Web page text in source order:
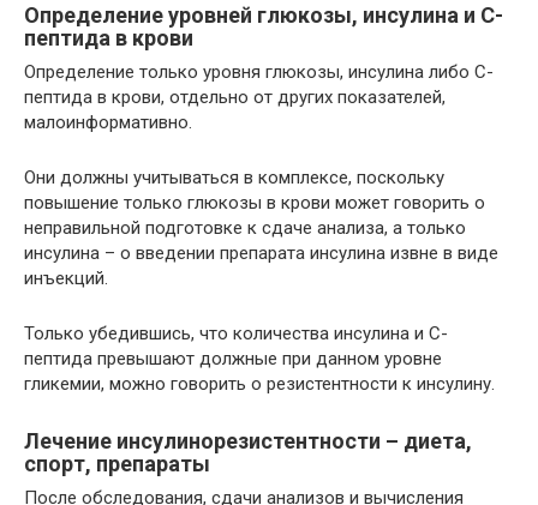
Определение уровней глюкозы, инсулина и С-
пептида в крови
Определение только уровня глюкозы, инсулина либо С-
пептида в крови, отдельно от других показателей,
малоинформативно.
Они должны учитываться в комплексе, поскольку
повышение только глюкозы в крови может говорить о
неправильной подготовке к сдаче анализа, а только
инсулина – о введении препарата инсулина извне в виде
инъекций.
Только убедившись, что количества инсулина и С-
пептида превышают должные при данном уровне
гликемии, можно говорить о резистентности к инсулину.
Лечение инсулинорезистентности – диета,
спорт, препараты
После обследования, сдачи анализов и вычисления